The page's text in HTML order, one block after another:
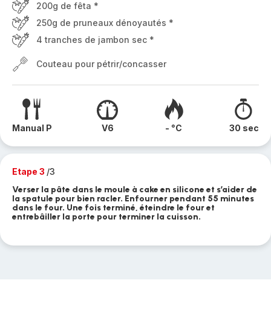
200g de fêta *
250g de pruneaux dénoyautés *
4 tranches de jambon sec *
Couteau pour pétrir/concasser
Manual P V6 - °C 30 sec
Etape 3 /3
Verser la pâte dans le moule à cake en silicone et s’aider de
la spatule pour bien racler. Enfourner pendant 55 minutes
dans le four. Une fois terminé, éteindre le four et
entrebâiller la porte pour terminer la cuisson.